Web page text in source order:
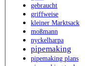
gebraucht
griffweise
kleiner Marktsack
moßmann
nyckelharpa
pipemaking
pipemaking plans